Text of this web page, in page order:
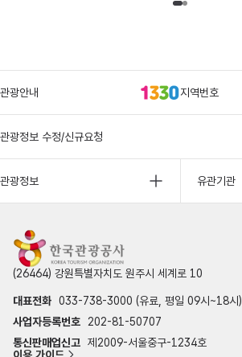
관광안내 지역번호
관광정보 수정/신규요청
관광정보 유관기관
(26464) 강원특별자치도 원주시 세계로 10
대표전화 033-738-3000 (유료, 평일 09시~18시)
사업자등록번호
202-81-50707
통신판매업신고 제2009-서울중구-1234호